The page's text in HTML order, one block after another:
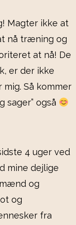
Magter ikke at
nå træning og
at nå! De
er der ikke
Så kommer
sager” også
4 uger ved
mine dejlige
og
og
fra